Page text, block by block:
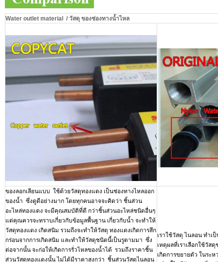
Water outlet material / วัสดุ ของช่องทางน้ำไหล
ของลอกเลียนแบบ ใช้ด้วยวัสดุทองแดง เป็นช่องทางไหลออก
ของน้ำ ซึ่งดูดีอย่างมาก โดยทุกคนอาจจะคิดว่า ชิ้นส่วน
อะไหล่ทองแดง จะมีคุณสมบัติที่ดี กว่าชิ้นส่วนอะไหล่ชนิดอื่นๆ
แต่คุณควรจะทราบเกี่ยวกับข้อมูลพื้นฐาน เกี่ยวกับน้ำ จะทำให้
วัสดุทองแดง เกิดสนิม รวมถึงจะทำให้วัสดุ ทองแดงเกิดการสึก
กร่อนจากการเกิดสนิม และทำให้วัสดุชนิดนี้เป็นรูตามมา ซึ่ง
ต่อจากนั้น จะก่อให้เกิดการรั่วไหลของน้ำได้ รวมถึงราคาชิ้น
ส่วนวัสดุทองแดงนั้น ไม่ได้มีราคาสูงกว่า ชิ้นส่วนวัสดุไนลอน
เราใช้วัสดุ ไนลอน ทำเ
เหตุผลที่เราเลือกใช้วั
เกิดการขยายตัว ในระ